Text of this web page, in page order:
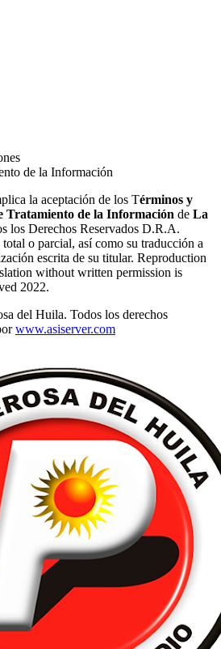
de la Información
la aceptación de los Términos y
Tratamiento de la Información de La
los Derechos Reservados D.R.A.
o parcial, así como su traducción a
escrita de su titular. Reproduction
without written permission is
2022.
del Huila. Todos los derechos
www.asiserver.com